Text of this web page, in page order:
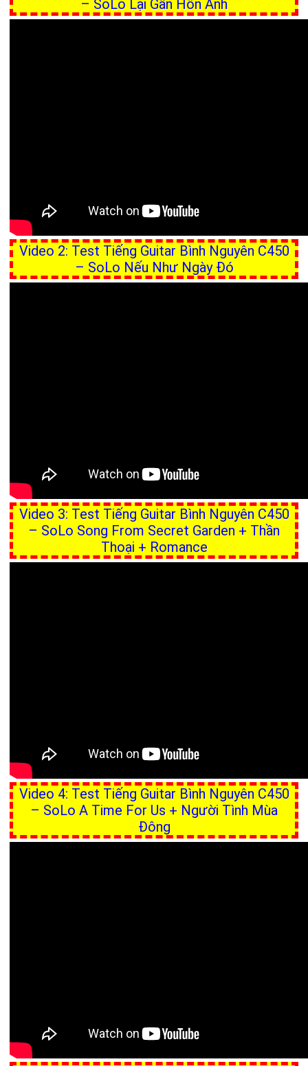
– SoLo Lại Gần Hôn Anh
Video 2: Test Tiếng Guitar Bình Nguyên C450
– SoLo Nếu Như Ngày Đó
Video 3: Test Tiếng Guitar Bình Nguyên C450
– SoLo Song From Secret Garden + Thần
Thoại + Romance
Video 4: Test Tiếng Guitar Bình Nguyên C450
– SoLo A Time For Us + Người Tình Mùa
Đông